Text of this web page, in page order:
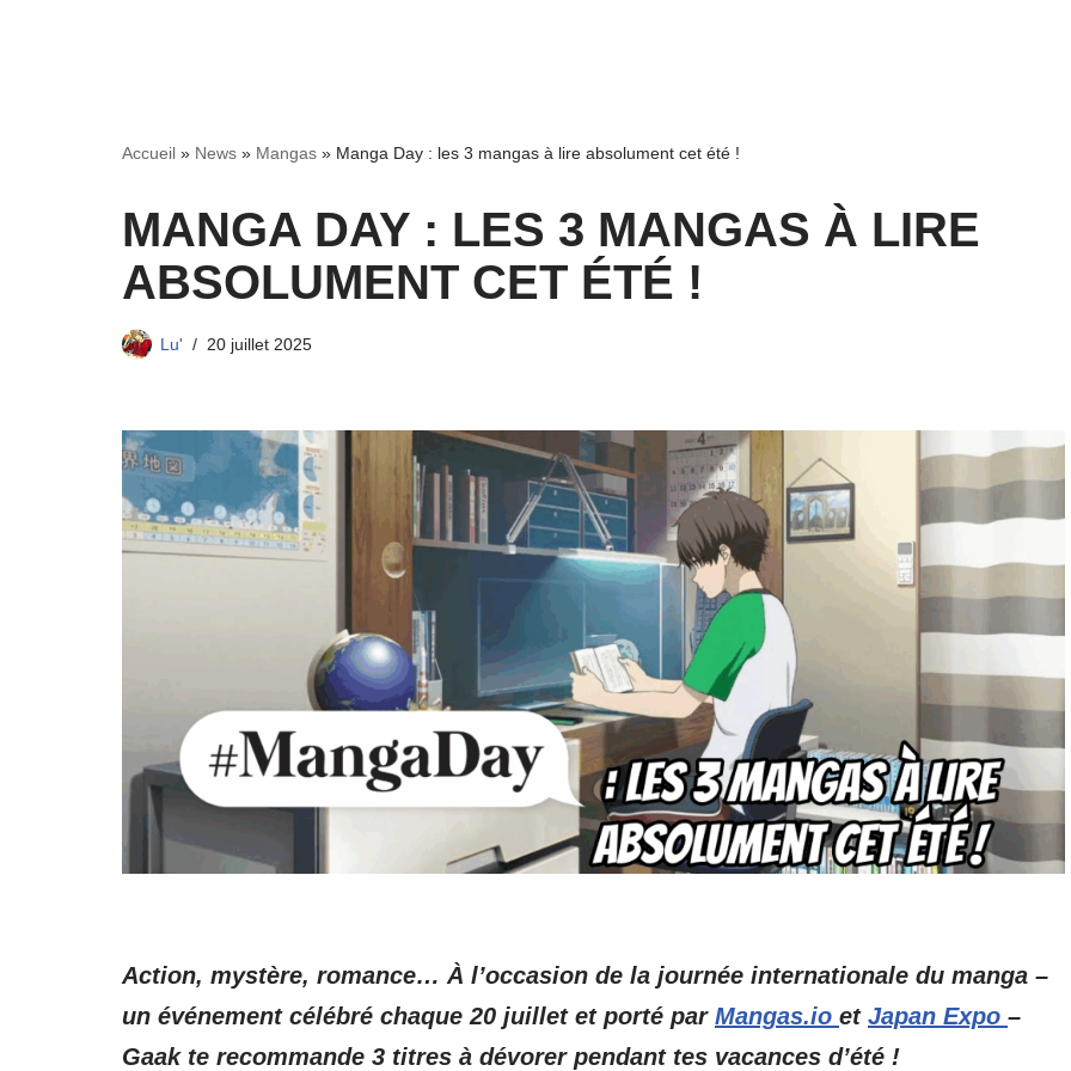
Accueil » News » Mangas » Manga Day : les 3 mangas à lire absolument cet été !
MANGA DAY : LES 3 MANGAS À LIRE
ABSOLUMENT CET ÉTÉ !
Lu' 20 juillet 2025
Action, mystère, romance… À l’occasion de la journée internationale du manga –
un événement célébré chaque 20 juillet et porté par Mangas.io et Japan Expo –
Gaak te recommande 3 titres à dévorer pendant tes vacances d’été !